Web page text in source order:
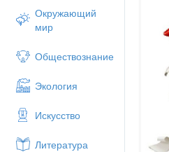
Окружающий
мир
Обществознание
Экология
Искусство
Литература